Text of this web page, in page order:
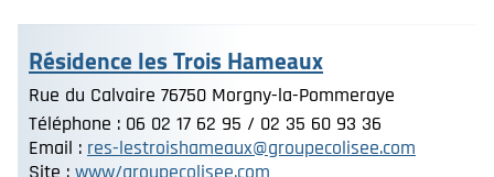
Résidence les Trois Hameaux
Rue du Calvaire 76750 Morgny-la-Pommeraye
Téléphone : 06 02 17 62 95 / 02 35 60 93 36
Email : res-lestroishameaux@groupecolisee.com